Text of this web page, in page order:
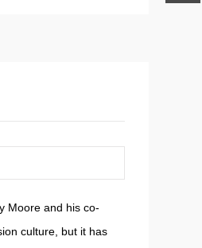
Moore and his co-
culture, but it has